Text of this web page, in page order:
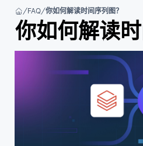
FAQ 你如何解读时间序列图？
你如何解读时